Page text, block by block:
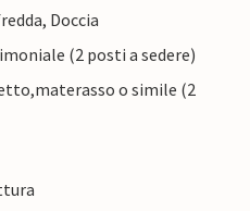
Doccia
(2 posti a sedere)
o simile (2